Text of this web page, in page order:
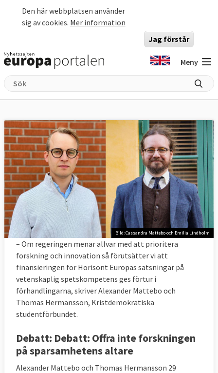
Den här webbplatsen använder
sig av cookies. Mer information
Jag förstår
Meny
Bild: Cassandra Mattebo och Emilia Lindholm
– Om regeringen menar allvar med att prioritera
forskning och innovation så förutsätter vi att
finansieringen för Horisont Europas satsningar på
vetenskaplig spetskompetens ges förtur i
förhandlingarna, skriver Alexander Mattebo och
Thomas Hermansson, Kristdemokratiska
studentförbundet.
Debatt: Debatt: Offra inte forskningen
på sparsamhetens altare
Alexander Mattebo och Thomas Hermansson 29